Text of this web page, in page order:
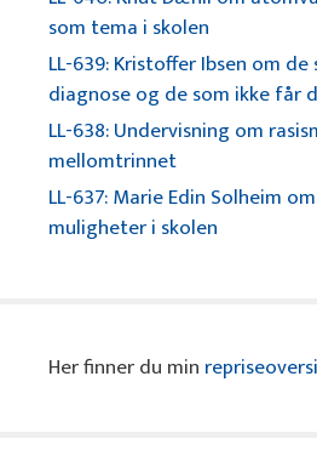
som tema i skolen
LL-639: Kristoffer Ibsen om
diagnose og de som ikke får
LL-638: Undervisning om
mellomtrinnet
LL-637: Marie Edin Solheim
muligheter i skolen
Her finner du min